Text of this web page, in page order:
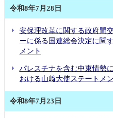
令和8年7月28日
安保理改革に関する政府間
ーに係る国連総会決定に関
メント
パレスチナを含む中東情勢
おける山﨑大使ステートメ
令和8年7月23日